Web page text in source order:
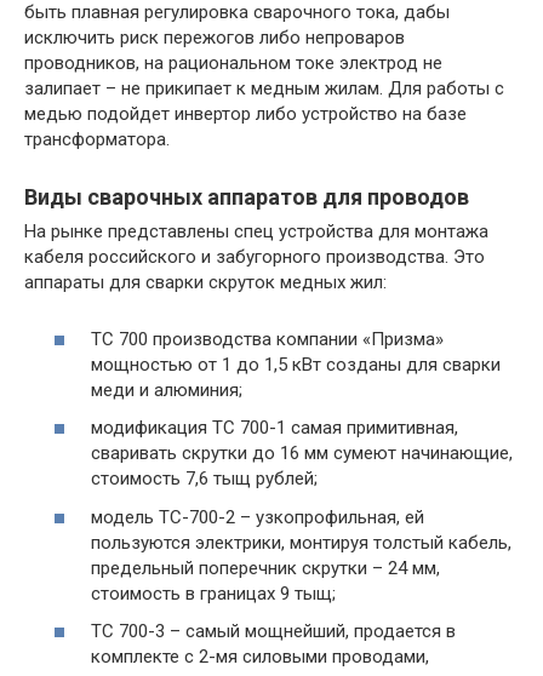
быть плавная регулировка сварочного тока, дабы
исключить риск пережогов либо непроваров
проводников, на рациональном токе электрод не
залипает – не прикипает к медным жилам. Для работы с
медью подойдет инвертор либо устройство на базе
трансформатора.
Виды сварочных аппаратов для проводов
На рынке представлены спец устройства для монтажа
кабеля российского и забугорного производства. Это
аппараты для сварки скруток медных жил:
ТС 700 производства компании «Призма»
мощностью от 1 до 1,5 кВт созданы для сварки
меди и алюминия;
модификация ТС 700-1 самая примитивная,
сваривать скрутки до 16 мм сумеют начинающие,
стоимость 7,6 тыщ рублей;
модель ТС-700-2 – узкопрофильная, ей
пользуются электрики, монтируя толстый кабель,
предельный поперечник скрутки – 24 мм,
стоимость в границах 9 тыщ;
ТС 700-3 – самый мощнейший, продается в
комплекте с 2-мя силовыми проводами,